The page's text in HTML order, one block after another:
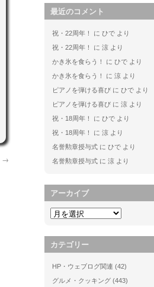
→
最近のコメント
祝・22周年！ に ひで より
祝・22周年！
に 涼 より
かき氷を食らう！
に ひで より
かき氷を食らう！
に 涼 より
ピアノを弾ける喜び に ひで より
ピアノを弾ける喜び に 涼 より
祝・18周年！
に ひで より
祝・18周年！
に 涼 より
名誉勲章授与式 に ひで より
名誉勲章授与式 に 涼 より
アーカイブ
カテゴリー
HP・ウェブログ関連 (42)
グルメ・クッキング (443)